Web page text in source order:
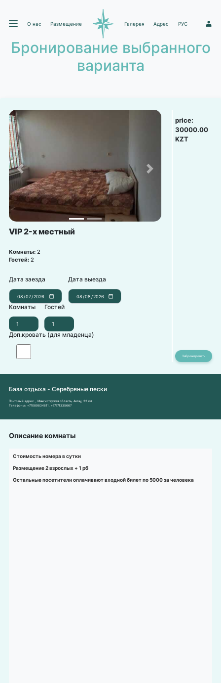
О нас Размещение Галерея Адрес РУС 1
Бронирование выбранного
варианта
Previous Next
VIP 2-х местный
Комнаты: 2
Гостей: 2
Дата заезда Дата выезда
Комнаты Гостей
Доп.кровать (для младенца)
price:
30000.00
KZT
База отдыха - Серебряные пески
Почтовый адрес:
, Мангистауская область, Актау, 22 км
Телефоны: +77089834611 +77771335667
Описание комнаты